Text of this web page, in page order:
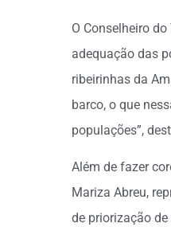
O Conselheiro
adequação das
ribeirinhas da
barco, o que
populações”,
Além de fazer
Mariza Abreu,
de priorização